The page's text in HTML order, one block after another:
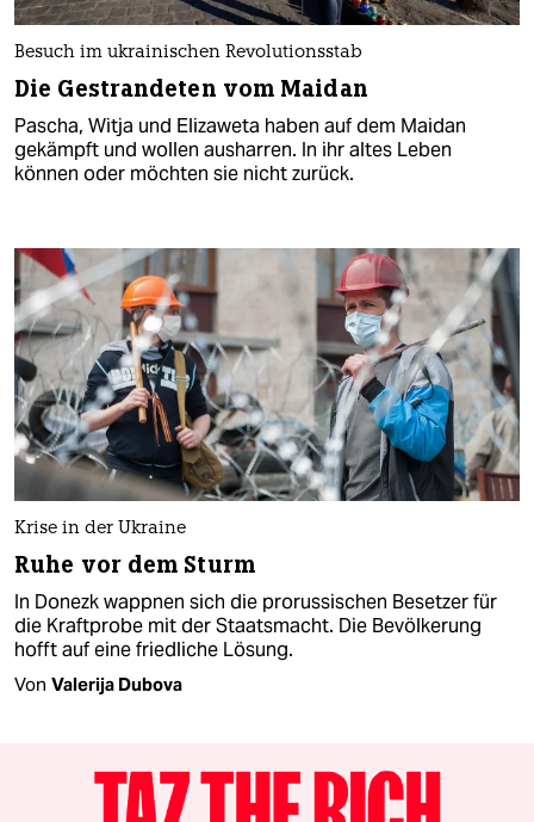
Besuch im ukrainischen Revolutionsstab
Die Gestrandeten vom Maidan
Pascha, Witja und Elizaweta haben auf dem Maidan
gekämpft und wollen ausharren. In ihr altes Leben
können oder möchten sie nicht zurück.
Krise in der Ukraine
Ruhe vor dem Sturm
In Donezk wappnen sich die prorussischen Besetzer für
die Kraftprobe mit der Staatsmacht. Die Bevölkerung
hofft auf eine friedliche Lösung.
Von Valerija Dubova